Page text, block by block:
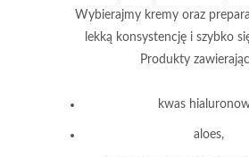
Wybierajmy kremy oraz
lekką konsystencję i szybko
Produkty
kwas
aloes,